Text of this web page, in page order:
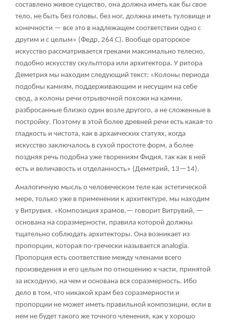
составлено живое существо, она должна иметь как бы свое
тело, не быть без головы, без ног, должна иметь туловище и
конечности — все это в надлежащем соответствии одно с
другим и с целым» (Федр, 264 С). Вообще ораторское
искусство рассматривается греками максимально телесно,
подобно искусству скульптора или архитектора. У ритора
Деметрия мы находим следующий текст: «Колоны периода
подобны камням, поддерживающим и несущим на себе
свод, а колоны речи отрывочной похожи на камни,
разбросанные близко один возле другого, а не сложенные в
постройку. Поэтому в этой более древней речи есть какая-то
гладкость и чистота, как в архаических статуях, когда
искусство заключалось в сухой простоте форм, а более
поздняя речь подобна уже творениям Фидия, так как в ней
есть и величавость и отделанность» (Деметрий, 13—14).
Аналогичную мысль о человеческом теле как эстетической
мере, только уже в применении к архитектуре, мы находим
у Витрувия. «Композиция храмов,— говорит Витрувий, —
основана на соразмерности, правила которой должны
тщательно соблюдать архитекторы. Она возникает из
пропорции, которая по-гречески называется analogia.
Пропорция есть соответствие между членами всего
произведения и его целым по отношению к части, принятой
за исходную, на чем и основана вся соразмерность. Ибо
дело в том, что никакой храм без соразмерности и
пропорции не может иметь правильной композиции, если в
нем не будет такого же точного членения, как у хорошо